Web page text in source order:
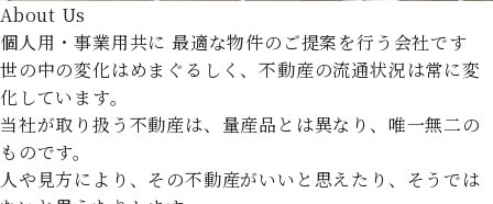
About Us
個人用・事業用共に 最適な物件のご提案を行う会社です
世の中の変化はめまぐるしく、不動産の流通状況は常に変
化しています。
当社が取り扱う不動産は、量産品とは異なり、唯一無二の
ものです。
人や見方により、その不動産がいいと思えたり、そうでは